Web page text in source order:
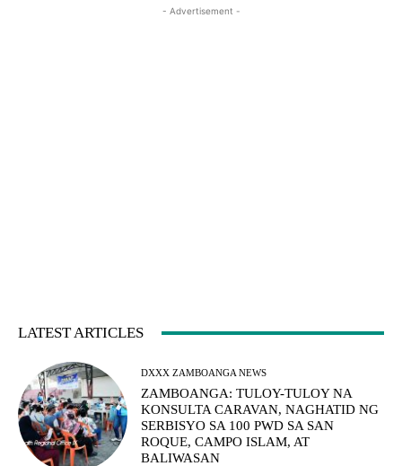
- Advertisement -
LATEST ARTICLES
DXXX ZAMBOANGA NEWS
ZAMBOANGA: TULOY-TULOY NA
KONSULTA CARAVAN, NAGHATID NG
SERBISYO SA 100 PWD SA SAN
ROQUE, CAMPO ISLAM, AT
BALIWASAN